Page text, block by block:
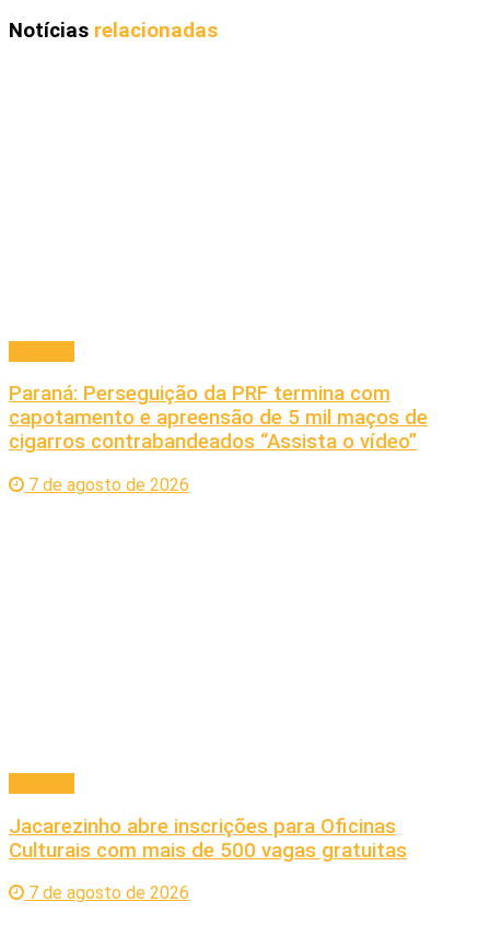
Notícias relacionadas
Paraná: Perseguição da PRF termina com
capotamento e apreensão de 5 mil maços de
cigarros contrabandeados “Assista o vídeo”
7 de agosto de 2026
Jacarezinho abre inscrições para Oficinas
Culturais com mais de 500 vagas gratuitas
7 de agosto de 2026